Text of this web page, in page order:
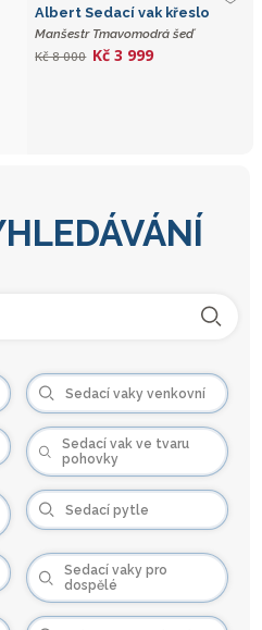
Albert Sedací vak křeslo
Manšestr Tmavomodrá šeď
Kč 8 000 Kč 3 999
Sedací vaky venkovní
Sedací vak ve tvaru
pohovky
Sedací pytle
Sedací vaky pro
dospělé